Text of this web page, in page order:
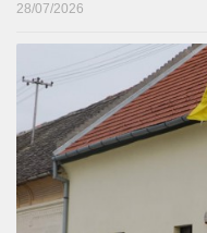
28/07/2026